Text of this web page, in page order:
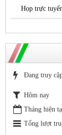
Họp trực
Đang truy
Hôm nay
Tháng hiện
Tổng lượt